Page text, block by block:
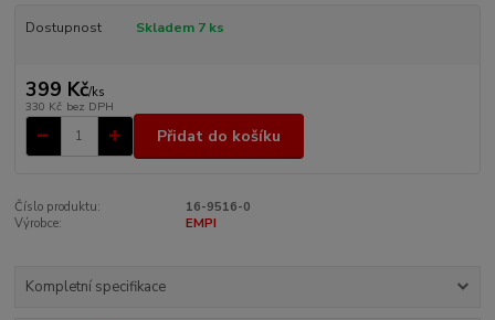
Dostupnost Skladem 7 ks
399 Kč/ks
330 Kč bez DPH
Přidat do košíku
Číslo produktu:
16-9516-0
Výrobce:
EMPI
Kompletní specifikace